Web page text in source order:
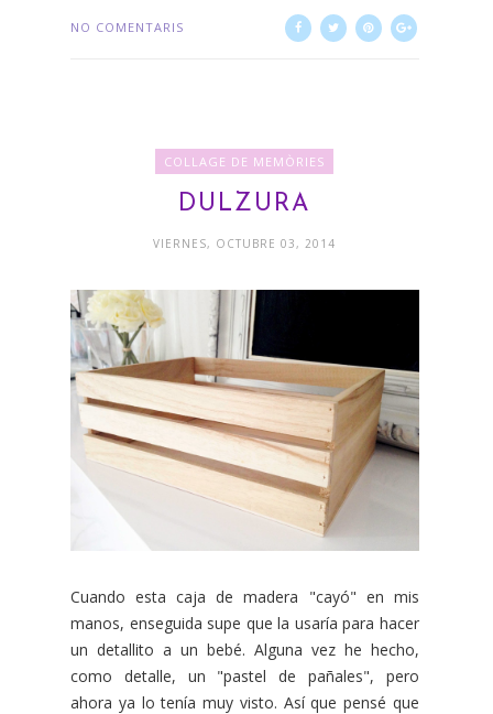
NO COMENTARIS
COLLAGE DE MEMÒRIES
DULZURA
VIERNES, OCTUBRE 03, 2014
Cuando esta caja de madera "cayó" en mis
manos, enseguida supe que la usaría para hacer
un detallito a un bebé. Alguna vez he hecho,
como detalle, un "pastel de pañales", pero
ahora ya lo tenía muy visto. Así que pensé que